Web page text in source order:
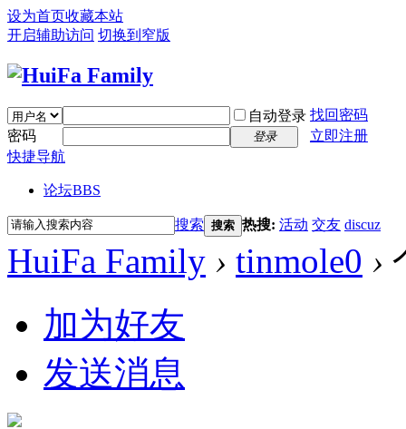
设为首页收藏本站
开启辅助访问 切换到窄版
自动登录 找回密码
密码
登录
立即注册
快捷导航
论坛BBS
搜索 搜索 热搜: 活动 交友 discuz
HuiFa Family › tinmole0 ›
加为好友
发送消息